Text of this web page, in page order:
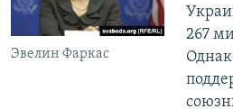
Эвелин Фаркас
267